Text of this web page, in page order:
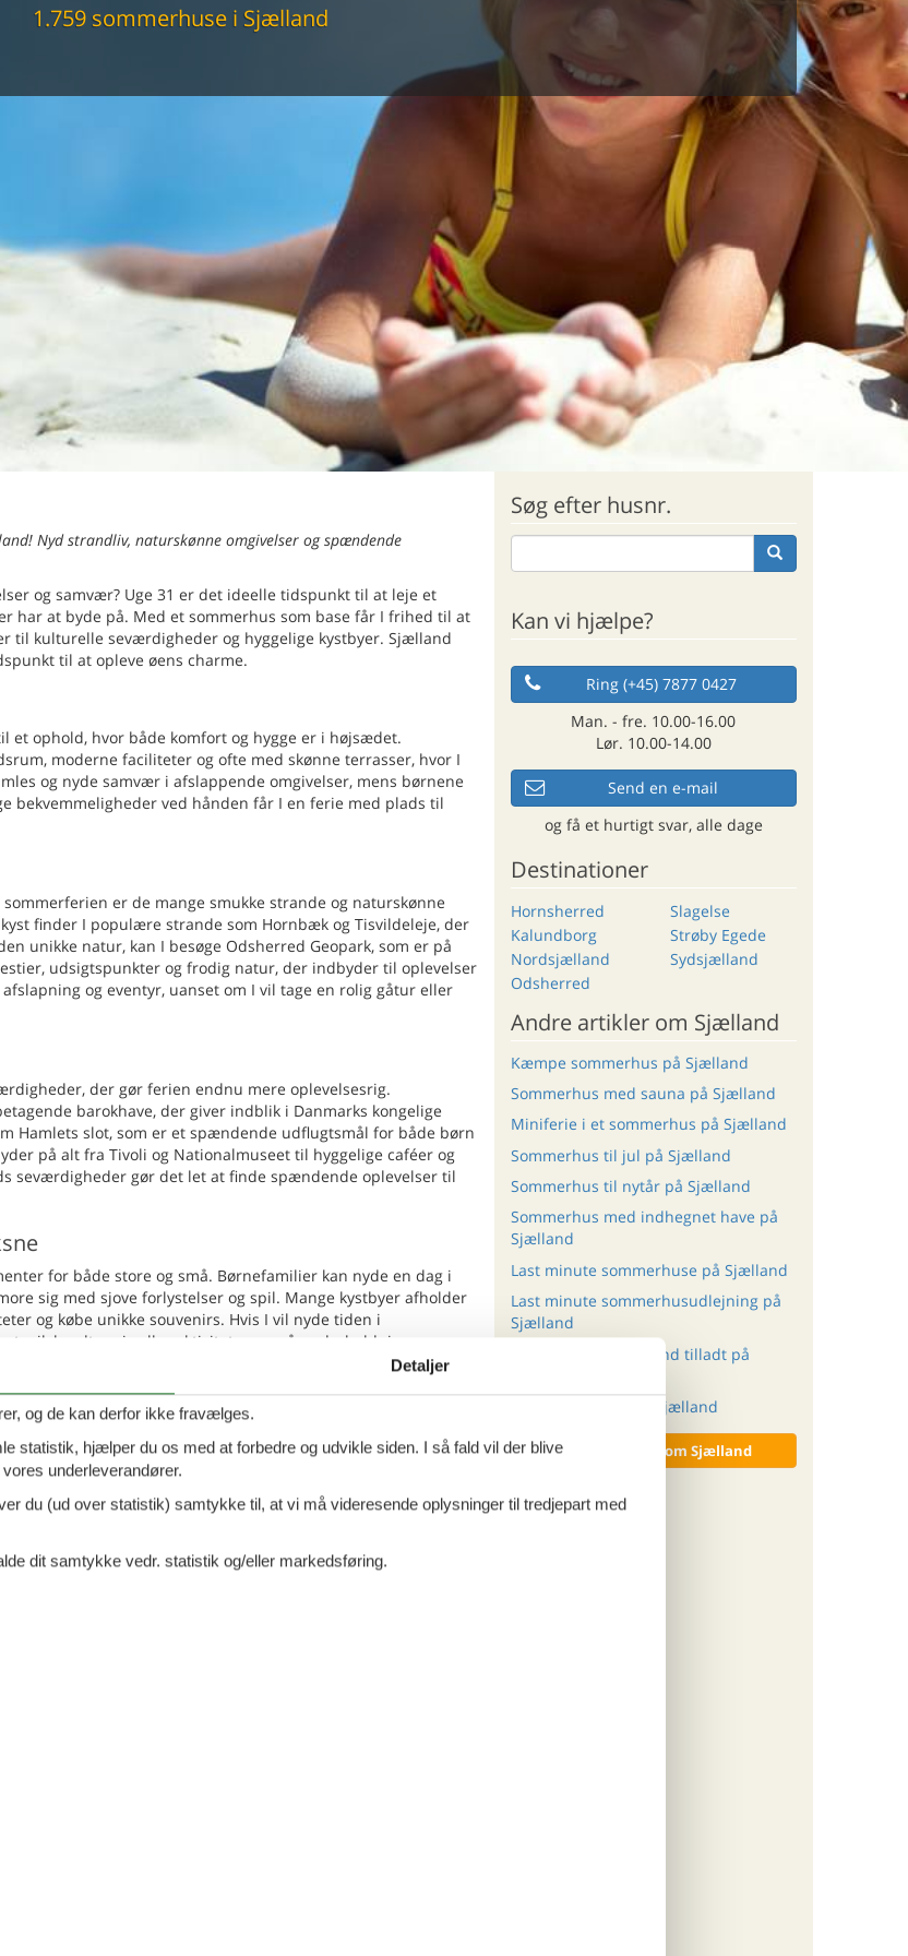
1.759 sommerhuse i Sjælland
Nyd strandliv, naturskønne omgivelser og spændende
og samvær? Uge 31 er det ideelle tidspunkt til at leje et
har at byde på. Med et sommerhus som base får I frihed til at
til kulturelle seværdigheder og hyggelige kystbyer. Sjælland
til at opleve øens charme.
et ophold, hvor både komfort og hygge er i højsædet.
moderne faciliteter og ofte med skønne terrasser, hvor I
og nyde samvær i afslappende omgivelser, mens børnene
bekvemmeligheder ved hånden får I en ferie med plads til
er de mange smukke strande og naturskønne
finder I populære strande som Hornbæk og Tisvildeleje, der
unikke natur, kan I besøge Odsherred Geopark, som er på
udsigtspunkter og frodig natur, der indbyder til oplevelser
og eventyr, uanset om I vil tage en rolig gåtur eller
der gør ferien endnu mere oplevelsesrig.
barokhave, der giver indblik i Danmarks kongelige
Hamlets slot, som er et spændende udflugtsmål for både børn
på alt fra Tivoli og Nationalmuseet til hyggelige caféer og
seværdigheder gør det let at finde spændende oplevelser til
for både store og små. Børnefamilier kan nyde en dag i
sig med sjove forlystelser og spil. Mange kystbyer afholder
og købe unikke souvenirs. Hvis I vil nyde tiden i
bordtennis eller aktivitetsrum, så underholdningen er
i uge 31 giver jer mulighed for at nyde både ro,
og glæd jer til at skabe minder sammen i den
tæt på strand
- Dronningmølle
Søg efter husnr.
Kan vi hjælpe?
Ring (+45) 7877 0427
Man. - fre. 10.00-16.00
Lør. 10.00-14.00
Send en e-mail
og få et hurtigt svar, alle dage
Destinationer
Hornsherred
Kalundborg
Nordsjælland
Odsherred
Slagelse
Strøby Egede
Sydsjælland
Andre artikler om Sjælland
Kæmpe sommerhus på Sjælland
Sommerhus med sauna på Sjælland
Miniferie i et sommerhus på Sjælland
Sommerhus til jul på Sjælland
Sommerhus til nytår på Sjælland
Sommerhus med indhegnet have på
Sjælland
Last minute sommerhuse på Sjælland
Last minute sommerhusudlejning på
Sjælland
Sommerhus med hund tilladt på
Ferie med hund på Sjælland
Vis alle artikler om Sjælland
Detaljer
og de kan derfor ikke fravælges.
statistik, hjælper du os med at forbedre og udvikle siden. I så fald vil der blive
underleverandører.
du (ud over statistik) samtykke til, at vi må videresende oplysninger til tredjepart med
dit samtykke vedr. statistik og/eller markedsføring.